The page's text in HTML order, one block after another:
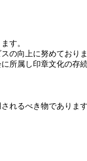
す。
の向上に努めておりま
所属し印章文化の存
れるべき物でありま